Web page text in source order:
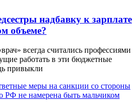
надбавку к зарплате
объеме?
всегда считались профессиями
работать в эти бюджетные
привыкли